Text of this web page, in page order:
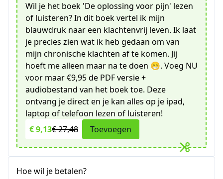
Wil je het boek 'De oplossing voor pijn' lezen
of luisteren? In dit boek vertel ik mijn
blauwdruk naar een klachtenvrij leven. Ik laat
je precies zien wat ik heb gedaan om van
mijn chronische klachten af te komen. Jij
hoeft me alleen maar na te doen 😁. Voeg NU
voor maar €9,95 de PDF versie +
audiobestand van het boek toe. Deze
ontvang je direct en je kan alles op je ipad,
laptop of telefoon lezen of luisteren!
€ 9,13€ 27,48 Toevoegen
Hoe wil je betalen?